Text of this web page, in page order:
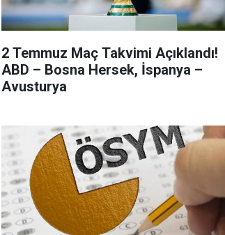
2 Temmuz Maç Takvimi Açıklandı!
ABD – Bosna Hersek, İspanya –
Avusturya